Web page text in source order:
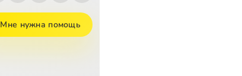
Мне нужна помощь